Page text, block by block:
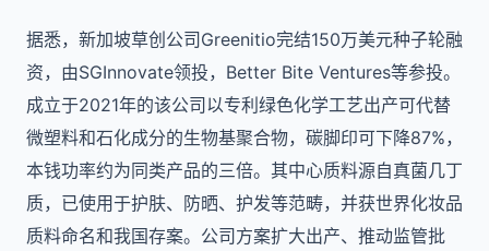
据悉，新加坡草创公司 Greenitio完结150万美元种子轮融
资，由SGInnovate领投， Better Bite Ventures等参投。
成立于2021年的该公司以专利绿色化学工艺出产可代替
微塑料和石化成分的生物基聚合物，碳脚印可下降87%，
本钱功率约为同类产品的三倍。其中心质料源自真菌几丁
质，已使用于护肤、防晒、护发等范畴，并获世界化妆品
质料命名和我国存案。公司方案扩大出产、推动监管批